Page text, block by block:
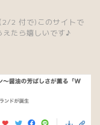
2/2 付で)このサイトで
えたら嬉しいです♪